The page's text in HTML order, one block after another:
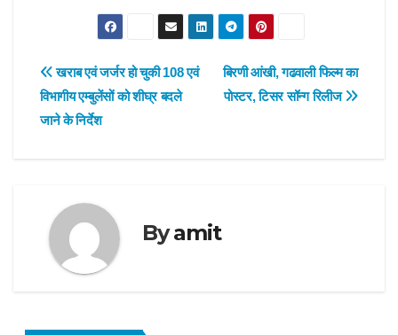
Post
navigation
बिरणी आंखी, गढवाली फिल्म का
पोस्टर, टिसर सॉन्ग रिलीज
खराब एवं जर्जर हो चुकी 108 एवं
विभागीय एम्बुलेंसों को शीघ्र बदले
जाने के निर्देश
Byamit